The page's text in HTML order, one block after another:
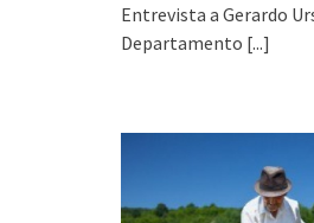
Entrevista a Gerardo
Departamento [...]